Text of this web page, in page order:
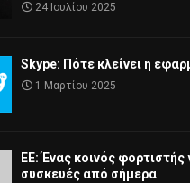
24 Ιουλίου 2025
Skype: Πότε κλείνει η
1 Μαρτίου 2025
ΕΕ: Ένας κοινός φορτιστής
συσκευές από σήμερα